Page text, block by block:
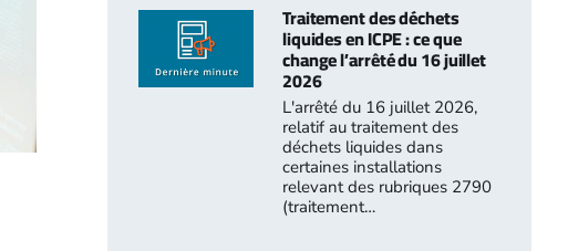
Traitement des déchets
liquides en ICPE : ce que
change l’arrêté du 16 juillet
2026
L'arrêté du 16 juillet 2026,
relatif au traitement des
déchets liquides dans
certaines installations
relevant des rubriques 2790
(traitement…